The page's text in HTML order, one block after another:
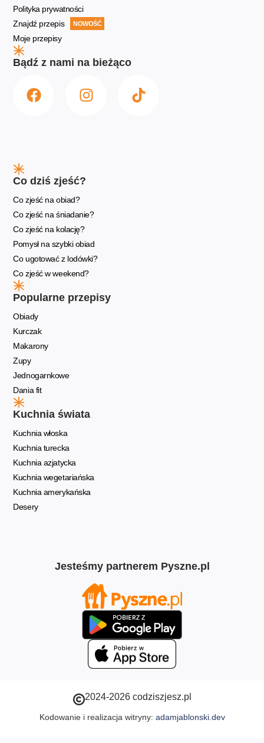
Polityka prywatności
Znajdź przepis
NOWOŚĆ
Moje przepisy
Bądź z nami na bieżąco
Co dziś zjeść?
Co zjeść na obiad?
Co zjeść na śniadanie?
Co zjeść na kolację?
Pomysł na szybki obiad
Co ugotować z lodówki?
Co zjeść w weekend?
Popularne przepisy
Obiady
Kurczak
Makarony
Zupy
Jednogarnkowe
Dania fit
Kuchnia świata
Kuchnia włoska
Kuchnia turecka
Kuchnia azjatycka
Kuchnia wegetariańska
Kuchnia amerykańska
Desery
Jesteśmy partnerem Pyszne.pl
2024-2026 codziszjesz.pl
Kodowanie i realizacja witryny: adamjablonski.dev